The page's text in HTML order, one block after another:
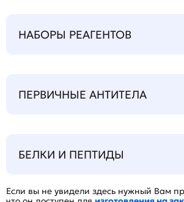
НАБОРЫ РЕАГЕНТОВ
ПЕРВИЧНЫЕ АНТИТЕЛА
БЕЛКИ И ПЕПТИДЫ
Если вы не увидели здесь нужный Вам